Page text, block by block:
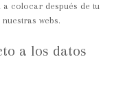
colocar después de tu
webs.
a los datos